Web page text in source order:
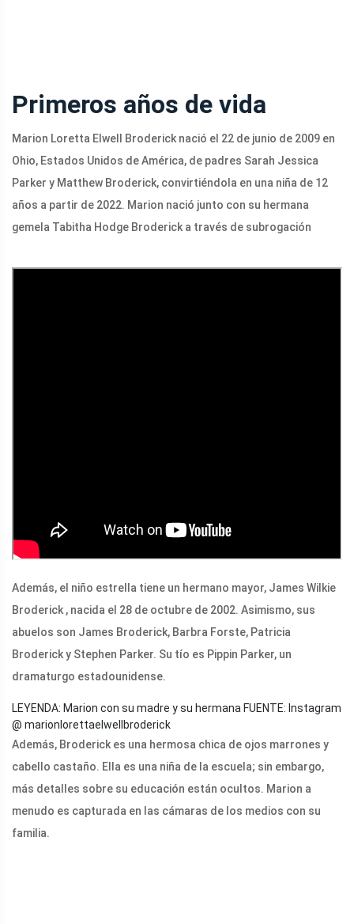
Primeros años de vida
Marion Loretta Elwell Broderick nació el 22 de junio de 2009 en
Ohio, Estados Unidos de América, de padres Sarah Jessica
Parker y Matthew Broderick, convirtiéndola en una niña de 12
años a partir de 2022. Marion nació junto con su hermana
gemela Tabitha Hodge Broderick a través de subrogación
Además, el niño estrella tiene un hermano mayor, James Wilkie
Broderick , nacida el 28 de octubre de 2002. Asimismo, sus
abuelos son James Broderick, Barbra Forste, Patricia
Broderick y Stephen Parker. Su tío es Pippin Parker, un
dramaturgo estadounidense.
LEYENDA: Marion con su madre y su hermana FUENTE: Instagram
@ marionlorettaelwellbroderick
Además, Broderick es una hermosa chica de ojos marrones y
cabello castaño. Ella es una niña de la escuela; sin embargo,
más detalles sobre su educación están ocultos. Marion a
menudo es capturada en las cámaras de los medios con su
familia.